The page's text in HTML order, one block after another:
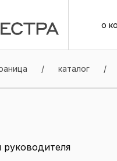
о
/ каталог /
руководителя